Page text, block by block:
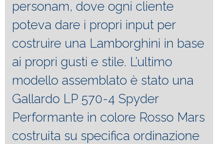
personam, dove ogni cliente
poteva dare i propri input per
costruire una Lamborghini in base
ai propri gusti e stile. L’ultimo
modello assemblato è stato una
Gallardo LP 570-4 Spyder
Performante in colore Rosso Mars
costruita su specifica ordinazione